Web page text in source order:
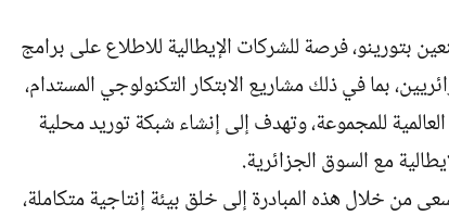
بتورينو، فرصة للشركات الإيطالية للاطلاع على برامج
بما في ذلك مشاريع الابتكار التكنولوجي المستدام،
للمجموعة، وتهدف إلى إنشاء شبكة توريد محلية
مع السوق الجزائرية.
من خلال هذه المبادرة إلى خلق بيئة إنتاجية متكاملة،